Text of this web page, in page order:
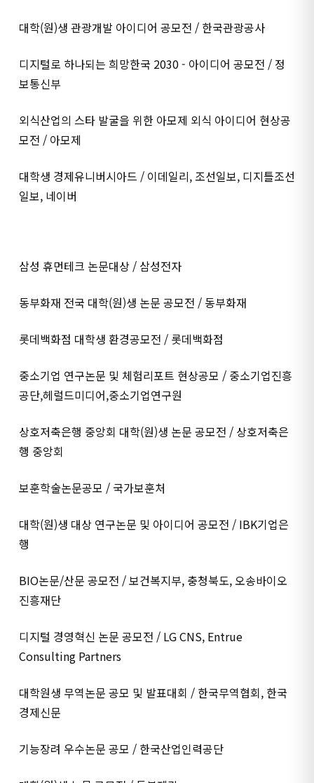
대학(원)생 관광개발 아이디어 공모전 / 한국관광공사
디지털로 하나되는 희망한국 2030 - 아이디어 공모전 / 정
보통신부
외식산업의 스타 발굴을 위한 아모제 외식 아이디어 현상공
모전 / 아모제
대학생 경제유니버시아드 / 이데일리, 조선일보, 디지틀조선
일보, 네이버
삼성 휴먼테크 논문대상 / 삼성전자
동부화재 전국 대학(원)생 논문 공모전 / 동부화재
롯데백화점 대학생 환경공모전 / 롯데백화점
중소기업 연구논문 및 체험리포트 현상공모 / 중소기업진흥
공단,헤럴드미디어,중소기업연구원
상호저축은행 중앙회 대학(원)생 논문 공모전 / 상호저축은
행 중앙회
보훈학술논문공모 / 국가보훈처
대학(원)생 대상 연구논문 및 아이디어 공모전 / IBK기업은
행
BIO논문/산문 공모전 / 보건복지부, 충청북도, 오송바이오
진흥재단
디지털 경영혁신 논문 공모전 / LG CNS, Entrue
Consulting Partners
대학원생 무역논문 공모 및 발표대회 / 한국무역협회, 한국
경제신문
기능장려 우수논문 공모 / 한국산업인력공단